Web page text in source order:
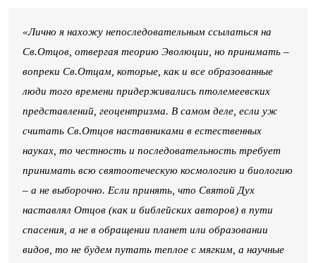
«Лично я нахожу непоследовательным ссылаться на
Св.Отцов, отвергая теорию Эволюции, но принимать –
вопреки Св.Отцам, которые, как и все образованные
люди того времени придерживались птолемеевских
представлений, геоцентризма. В самом деле, если уж
считать Св.Отцов наставниками в естественных
науках, то честность и последовательность требует
принимать всю святоотеческую космологию и биологию
– а не выборочно. Если принять, что Святой Дух
наставлял Отцов (как и библейских авторов) в пути
спасения, а не в обращении планет или образовании
видов, то не будем путать теплое с мягким, а научные